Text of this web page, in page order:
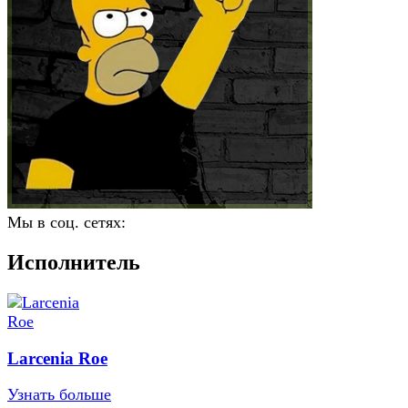
Мы в соц. сетях:
Исполнитель
Larcenia Roe
Узнать больше